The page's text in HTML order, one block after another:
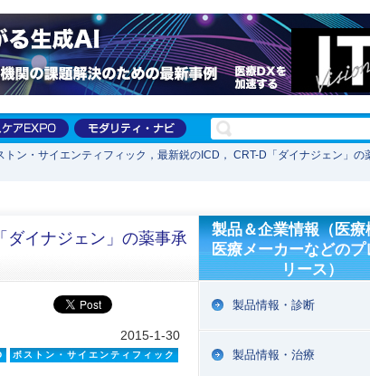
トン・サイエンティフィック，最新鋭のICD， CRT-D「ダイナジェン」の
ダイナジェン」の薬事承
2015-1-30
ボストン・サイエンティフィック
製品＆企業情報（医療
医療メーカーなどのプ
リース）
製品情報・診断
製品情報・治療